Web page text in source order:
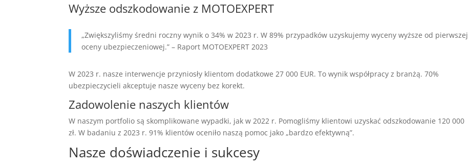
Wyższe odszkodowanie z MOTOEXPERT
„Zwiększyliśmy średni roczny wynik o 34% w 2023 r. W 89% przypadków uzyskujemy wyceny wyższe od pierwszej
oceny ubezpieczeniowej.” – Raport MOTOEXPERT 2023
W 2023 r. nasze interwencje przyniosły klientom dodatkowe 27 000 EUR. To wynik współpracy z branżą. 70%
ubezpieczycieli akceptuje nasze wyceny bez korekt.
Zadowolenie naszych klientów
W naszym portfolio są skomplikowane wypadki, jak w 2022 r. Pomogliśmy klientowi uzyskać odszkodowanie 120 000
zł. W badaniu z 2023 r. 91% klientów oceniło naszą pomoc jako „bardzo efektywną”.
Nasze doświadczenie i sukcesy